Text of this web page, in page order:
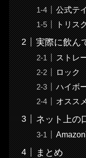
公式テ
トリス
実際に飲ん
ストレ
ロック
ハイボ
オスス
ネット上の
まとめ